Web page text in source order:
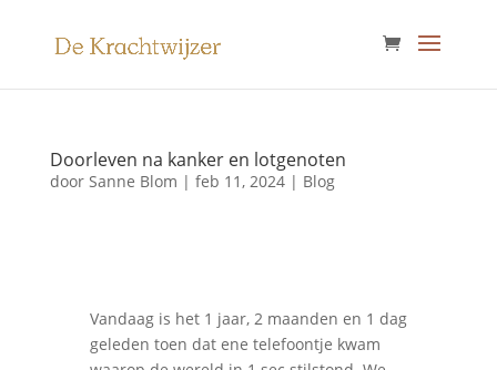
Doorleven na kanker en lotgenoten
door Sanne Blom | feb 11, 2024| Blog
Vandaag is het 1 jaar, 2 maanden en 1 dag
geleden toen dat ene telefoontje kwam